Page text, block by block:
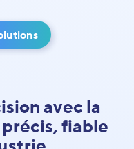
avec la
fiable